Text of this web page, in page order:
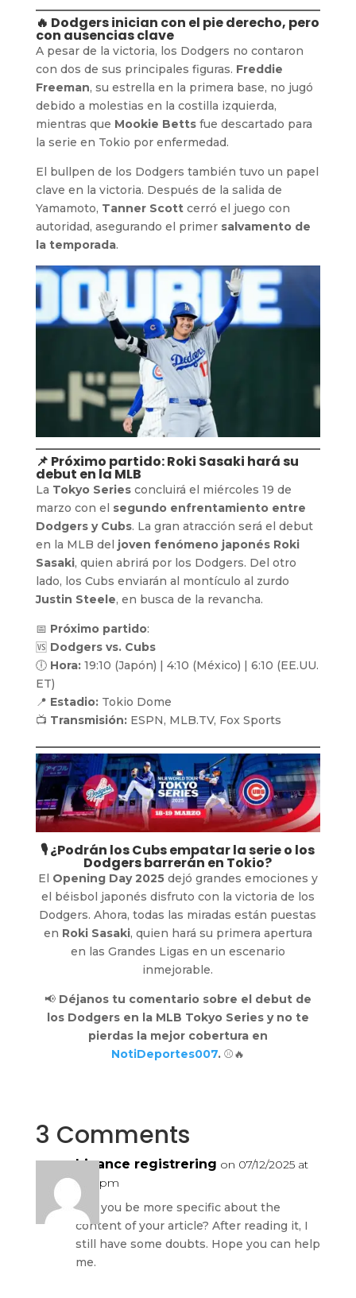
🔥 Dodgers inician con el pie derecho, pero
con ausencias clave
A pesar de la victoria, los Dodgers no contaron
con dos de sus principales figuras. Freddie
Freeman, su estrella en la primera base, no jugó
debido a molestias en la costilla izquierda,
mientras que Mookie Bettsfue descartado para
la serie en Tokio por enfermedad.
El bullpen de los Dodgers también tuvo un papel
clave en la victoria. Después de la salida de
Yamamoto, Tanner Scottcerró el juego con
autoridad, asegurando el primer salvamento de
la temporada.
📌 Próximo partido: Roki Sasaki hará su
debut en la MLB
La Tokyo Seriesconcluirá el miércoles 19 de
marzo con el segundo enfrentamiento entre
Dodgers y Cubs. La gran atracción será el debut
en la MLB del joven fenómeno japonés Roki
Sasaki, quien abrirá por los Dodgers. Del otro
lado, los Cubs enviarán al montículo al zurdo
Justin Steele, en busca de la revancha.
📅 Próximo partido:
🆚 Dodgers vs. Cubs
🕕 Hora:19:10 (Japón) | 4:10 (México) | 6:10 (EE.UU.
ET)
📍 Estadio:Tokio Dome
📺 Transmisión:ESPN, MLB.TV, Fox Sports
🎙️ ¿Podrán los Cubs empatar la serie o los
Dodgers barrerán en Tokio?
El Opening Day 2025dejó grandes emociones y
el béisbol japonés disfruto con la victoria de los
Dodgers. Ahora, todas las miradas están puestas
en Roki Sasaki, quien hará su primera apertura
en las Grandes Ligas en un escenario
inmejorable.
📢 Déjanos tu comentario sobre el debut de
los Dodgers en la MLB Tokyo Series y no te
pierdas la mejor cobertura en
NotiDeportes007.⚾🔥
3 Comments
binance registrering on 07/12/2025 at
11:31 pm
Can you be more specific about the
content of your article? After reading it, I
still have some doubts. Hope you can help
me.